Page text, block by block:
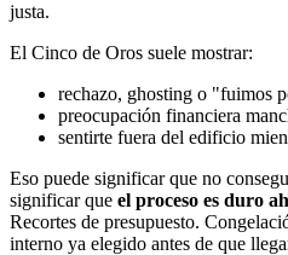
justa.
El Cinco de Oros suele mostrar:
rechazo, ghosting o "fuimos
preocupación financiera
sentirte fuera del edificio
Eso puede significar que no
significar que el proceso es duro
Recortes de presupuesto.
interno ya elegido antes de que